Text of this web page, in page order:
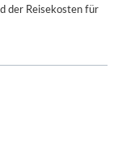
der Reisekosten für